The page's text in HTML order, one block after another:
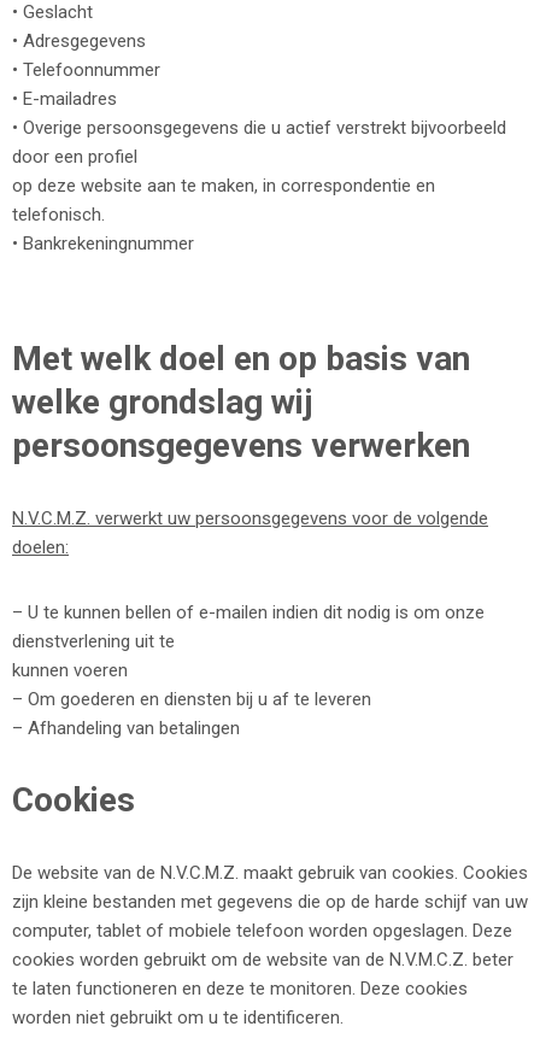
• Geslacht
• Adresgegevens
• Telefoonnummer
• E-mailadres
• Overige persoonsgegevens die u actief verstrekt bijvoorbeeld
door een profiel
op deze website aan te maken, in correspondentie en
telefonisch.
• Bankrekeningnummer
Met welk doel en op basis van
welke grondslag wij
persoonsgegevens verwerken
N.V.C.M.Z. verwerkt uw persoonsgegevens voor de volgende
doelen:
– U te kunnen bellen of e-mailen indien dit nodig is om onze
dienstverlening uit te
kunnen voeren
– Om goederen en diensten bij u af te leveren
– Afhandeling van betalingen
Cookies
De website van de N.V.C.M.Z. maakt gebruik van cookies. Cookies
zijn kleine bestanden met gegevens die op de harde schijf van uw
computer, tablet of mobiele telefoon worden opgeslagen. Deze
cookies worden gebruikt om de website van de N.V.M.C.Z. beter
te laten functioneren en deze te monitoren. Deze cookies
worden niet gebruikt om u te identificeren.